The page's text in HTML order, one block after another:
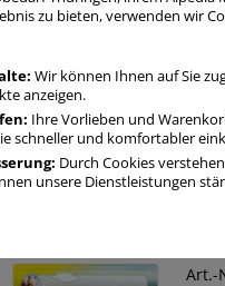
aus der
von 74 Produkten
Buch- und
6 Stück
und Heftschilder Pferde
Art.-
zu bieten, verwenden wir
Wir können Ihnen auf Sie
anzeigen.
Ihre Vorlieben und
schneller und komfortabler
Durch Cookies
unsere Dienstleistungen